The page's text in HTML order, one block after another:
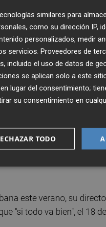
y equilibristas como
laSirena de Atlantis, el
Rambleta, fiel a su cita
todos los
con una puesta de
o no".
con cuatro músicos
ellos cabe desde barra
en solitario con
este verano, su
"si todo va bien", el 18 de
similares para
como su dirección IP,
personalizados, medir
servicios. Proveedores de
incluido el uso de datos de
se aplican solo a este
lugar del consentimiento;
su consentimiento en
TODO